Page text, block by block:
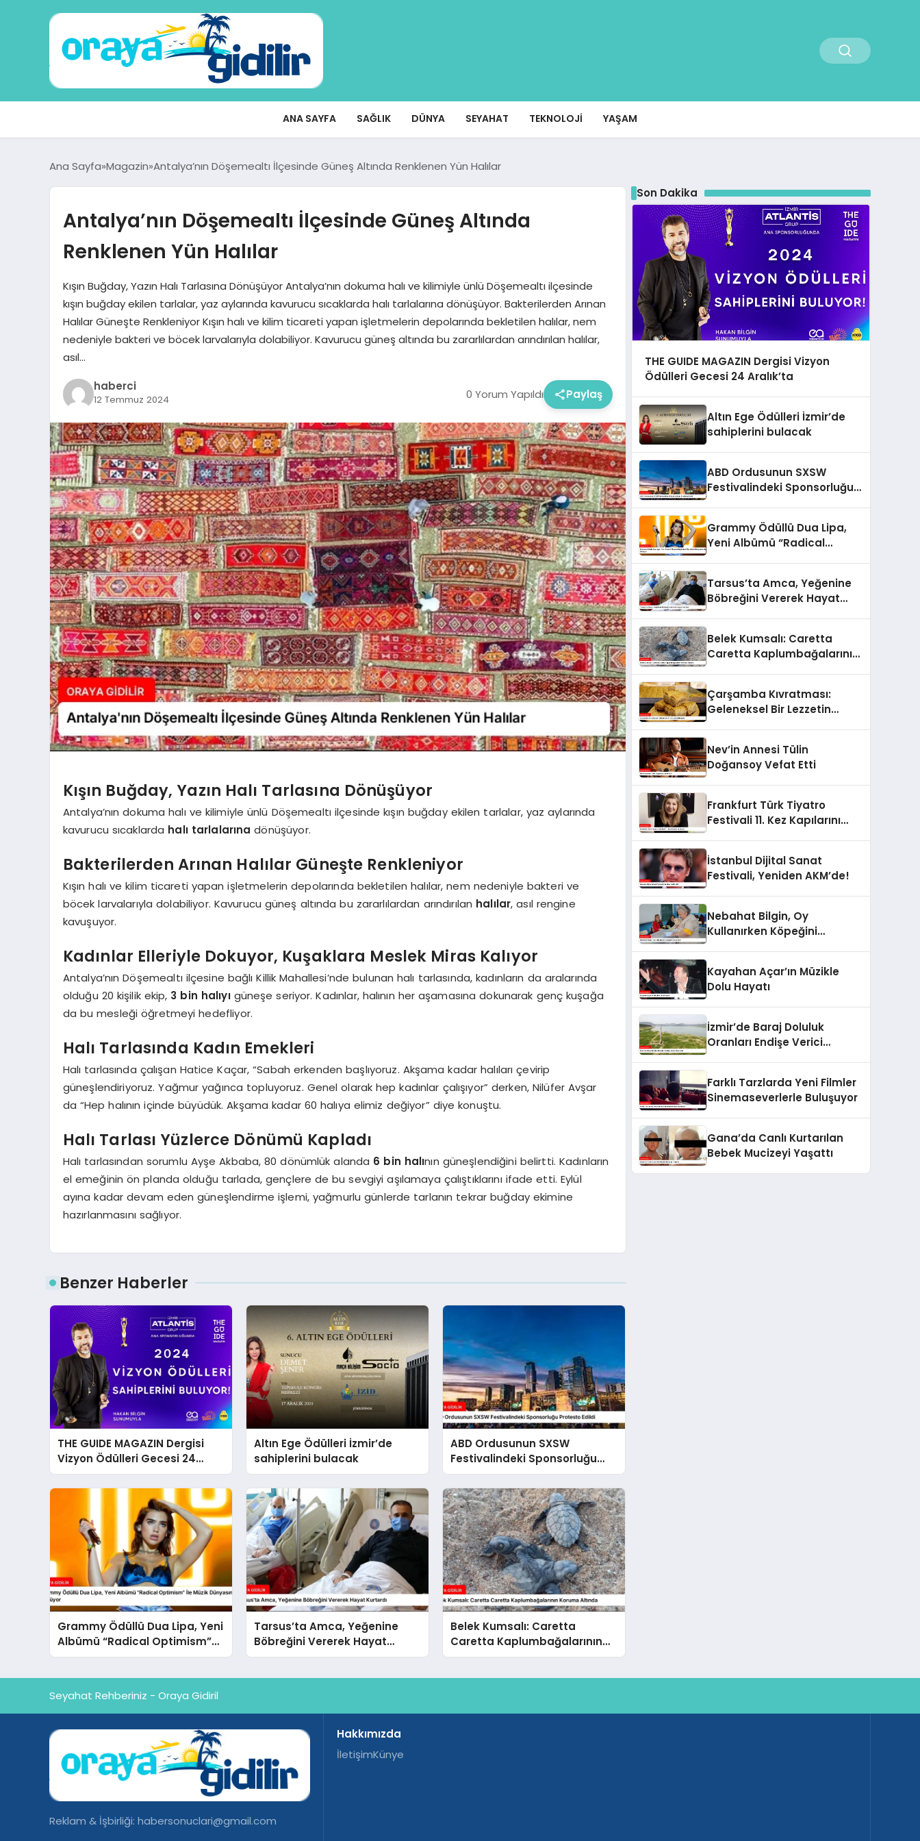
ANA SAYFA SAĞLIK DÜNYA SEYAHAT TEKNOLOJI YAŞAM
Ana Sayfa Magazin Antalya’nın Döşemealtı İlçesinde Güneş Altında Renklenen Yün Halılar
Antalya’nın Döşemealtı İlçesinde Güneş Altında
Renklenen Yün Halılar
Kışın Buğday, Yazın Halı Tarlasına Dönüşüyor Antalya’nın dokuma halı ve kilimiyle ünlü Döşemealtı ilçesinde
kışın buğday ekilen tarlalar, yaz aylarında kavurucu sıcaklarda halı tarlalarına dönüşüyor. Bakterilerden Arınan
Halılar Güneşte Renkleniyor Kışın halı ve kilim ticareti yapan işletmelerin depolarında bekletilen halılar, nem
nedeniyle bakteri ve böcek larvalarıyla dolabiliyor. Kavurucu güneş altında bu zararlılardan arındırılan halılar,
asıl…
haberci
12 Temmuz 2024 0 Yorum Yapıldı Paylaş
Kışın Buğday, Yazın Halı Tarlasına Dönüşüyor
Antalya’nın dokuma halı ve kilimiyle ünlü Döşemealtı ilçesinde kışın buğday ekilen tarlalar, yaz aylarında
kavurucu sıcaklarda halı tarlalarına dönüşüyor.
Bakterilerden Arınan Halılar Güneşte Renkleniyor
Kışın halı ve kilim ticareti yapan işletmelerin depolarında bekletilen halılar, nem nedeniyle bakteri ve
böcek larvalarıyla dolabiliyor. Kavurucu güneş altında bu zararlılardan arındırılan halılar, asıl rengine
kavuşuyor.
Kadınlar Elleriyle Dokuyor, Kuşaklara Meslek Miras Kalıyor
Antalya’nın Döşemealtı ilçesine bağlı Killik Mahallesi’nde bulunan halı tarlasında, kadınların da aralarında
olduğu 20 kişilik ekip, 3 bin halıyıgüneşe seriyor. Kadınlar, halının her aşamasına dokunarak genç kuşağa
da bu mesleği öğretmeyi hedefliyor.
Halı Tarlasında Kadın Emekleri
Halı tarlasında çalışan Hatice Kaçar, “Sabah erkenden başlıyoruz. Akşama kadar halıları çevirip
güneşlendiriyoruz. Yağmur yağınca topluyoruz. Genel olarak hep kadınlar çalışıyor” derken, Nilüfer Avşar
da “Hep halının içinde büyüdük. Akşama kadar 60 halıya elimiz değiyor” diye konuştu.
Halı Tarlası Yüzlerce Dönümü Kapladı
Halı tarlasından sorumlu Ayşe Akbaba, 80 dönümlük alanda 6 bin halının güneşlendiğini belirtti. Kadınların
el emeğinin ön planda olduğu tarlada, gençlere de bu sevgiyi aşılamaya çalıştıklarını ifade etti. Eylül
ayına kadar devam eden güneşlendirme işlemi, yağmurlu günlerde tarlanın tekrar buğday ekimine
hazırlanmasını sağlıyor.
Benzer Haberler
THE GUIDE MAGAZIN Dergisi
Vizyon Ödülleri Gecesi 24
Aralık’ta
Altın Ege Ödülleri İzmir’de
sahiplerini bulacak
ABD Ordusunun SXSW
Festivalindeki Sponsorluğu
Protesto Edildi
Grammy Ödüllü Dua Lipa, Yeni
Albümü “Radical Optimism”
İle Müzik Dünyasına Geri
Tarsus’ta Amca, Yeğenine
Böbreğini Vererek Hayat
Kurtardı
Belek Kumsalı: Caretta
Caretta Kaplumbağalarının
Koruma Altında
Son Dakika
THE GUIDE MAGAZIN Dergisi Vizyon
Ödülleri Gecesi 24 Aralık’ta
Altın Ege Ödülleri İzmir’de
sahiplerini bulacak
ABD Ordusunun SXSW
Festivalindeki Sponsorluğu
Grammy Ödüllü Dua Lipa,
Yeni Albümü “Radical
Tarsus’ta Amca, Yeğenine
Böbreğini Vererek Hayat
Belek Kumsalı: Caretta
Caretta Kaplumbağalarının
Çarşamba Kıvratması:
Geleneksel Bir Lezzetin
Nev’in Annesi Tülin
Doğansoy Vefat Etti
Frankfurt Türk Tiyatro
Festivali 11. Kez Kapılarını
İstanbul Dijital Sanat
Festivali, Yeniden AKM’de!
Nebahat Bilgin, Oy
Kullanırken Köpeğini
Kayahan Açar’ın Müzikle
Dolu Hayatı
İzmir’de Baraj Doluluk
Oranları Endişe Verici
Farklı Tarzlarda Yeni Filmler
Sinemaseverlerle Buluşuyor
Gana’da Canlı Kurtarılan
Bebek Mucizeyi Yaşattı
Seyahat Rehberiniz - Oraya Gidiril
Reklam & İşbirliği: habersonuclari@gmail.com
Hakkımızda
İletişimKünye